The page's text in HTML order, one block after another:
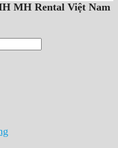
MH Rental Việt Nam